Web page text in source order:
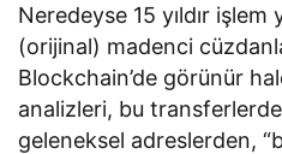
Neredeyse 15 yıldır işlem
(orijinal) madenci
Blockchain’de görünür
analizleri, bu transferlerde
geleneksel adreslerden,